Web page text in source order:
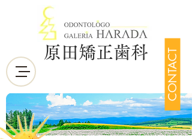
CONTACT
原田矯正歯科